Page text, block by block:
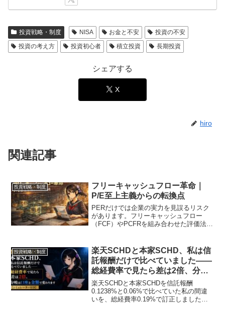
投資戦略・制度 NISA お金と不安
投資の不安
投資の考え方
投資初心者 積立投資 長期投資
シェアする
X
hiro
関連記事
投資戦略・制度
フリーキャッシュフロー革命｜
P/E至上主義からの転換点
PERだけでは企業の実力を見誤るリスク
があります。フリーキャッシュフロー
（FCF）やPCFRを組み合わせた評価法
投資戦略・制度
楽天SCHDと本家SCHD、私は信
託報酬だけで比べていました——
総経費率で見たら差は2倍、分岐
は口座と金額で変わります【シミ
ュレーター付き】
楽天SCHDと本家SCHDを信託報酬
0.1238%と0.06%で比べていた私の間違
いを、総経費率0.19%で訂正しました。